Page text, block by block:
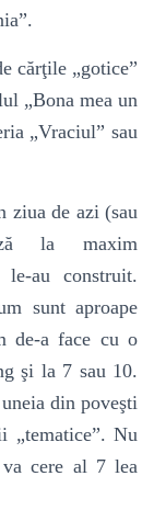
cărţile „gotice”
„Bona mea un
„Vraciul” sau
ziua de azi (sau
la maxim
le-au construit.
sunt aproape
de-a face cu o
şi la 7 sau 10.
din poveşti
„tematice”. Nu
cere al 7 lea